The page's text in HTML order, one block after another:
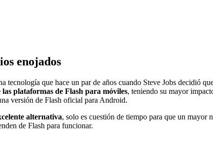
enojados
que hace un par de años cuando Steve Jobs decidió
plataformas de Flash para móviles, teniendo su mayor
versión de Flash oficial para Android.
alternativa, solo es cuestión de tiempo para que un mayor
de Flash para funcionar.